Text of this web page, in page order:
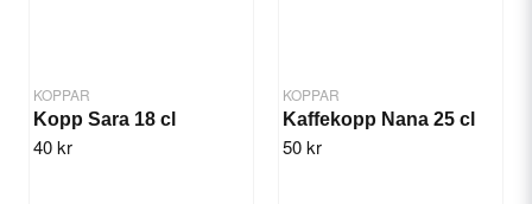
KOPPAR
Kopp Sara 18 cl
40 kr
KOPPAR
Kaffekopp Nana 25 cl
50 kr